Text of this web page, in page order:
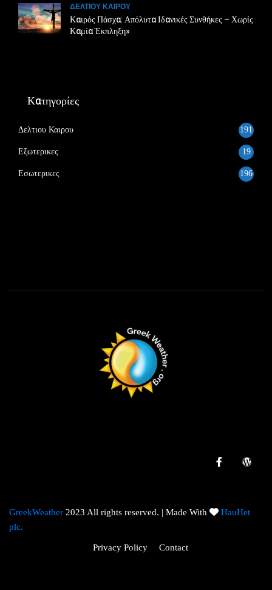
ΔΕΛΤΙΟΥ ΚΑΙΡΟΥ
Καιρός Πάσχα: Απόλυτα Ιδανικές Συνθήκες – Χωρίς
Καμία Έκπληξη»
Κατηγορίες
Δελτιου Καιρου 191
Εξωτερικες 19
Εσωτερικες 196
GreekWeather 2023 All rights reserved. | Made With
HauHet
plc.
Privacy Policy Contact